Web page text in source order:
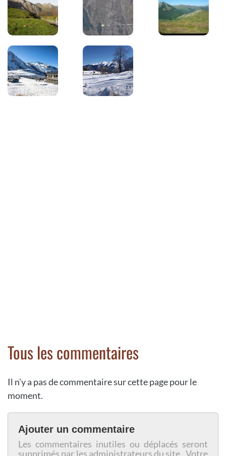
Tous les commentaires
Il n'y a pas de commentaire sur cette page pour le
moment.
Ajouter un commentaire
Les commentaires inutiles ou déplacés seront
supprimés par les administrateurs du site. Votre